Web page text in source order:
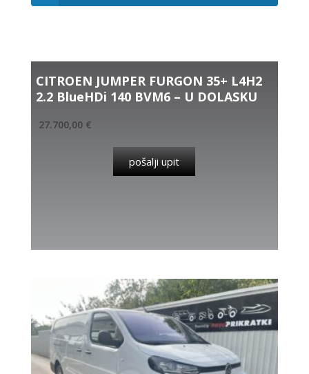
CITROEN JUMPER FURGON 35+ L4H2
2.2 BlueHDi 140 BVM6 – U DOLASKU
27.700,00 €
pošalji upit